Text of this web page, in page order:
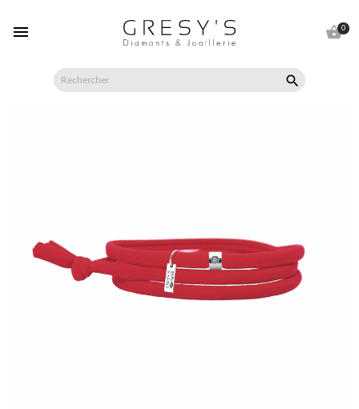
 0
